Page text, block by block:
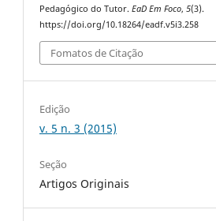
Pedagógico do Tutor.EaD Em Foco,5(3).
https://doi.org/10.18264/eadf.v5i3.258
Fomatos de Citação
Edição
v. 5 n. 3 (2015)
Seção
Artigos Originais